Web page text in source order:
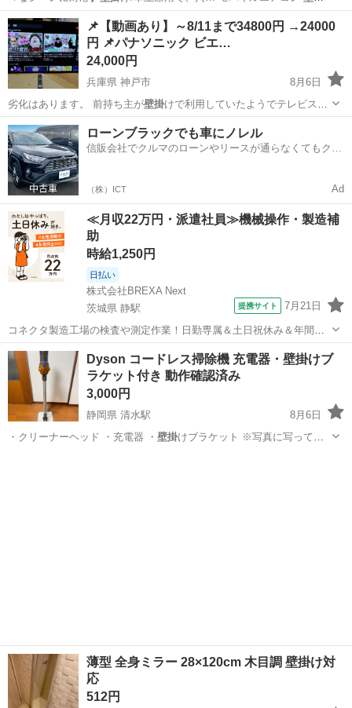
け式ミニエアコン … バイルエアコン⭐️壁掛け式 家庭用 ミニ…
大阪 堺市 新金岡駅 季節、空調家電
📌【動画あり】～8/11まで34800円 →24000
円 📌パナソニック ビエ…
24,000円
兵庫県 神戸市
8月6日
劣化はあります。 前持ち主が壁掛けで利用していたようでテレビスタ
ンドが…
兵庫 神戸市 テレビ 動画
ローンブラックでも車にノレル
信販会社でクルマのローンやリースが通らなくてもクル
（株）ICT Ad
≪月収22万円・派遣社員≫機械操作・製造補
助
時給1,250円
日払い
株式会社BREXA Next
茨城県 静駅
提携サイト 7月21日
コネクタ製造工場の検査や測定作業！日勤専属＆土日祝休み＆年間休
日128日★クリーンルーム内作業★マイカー通勤OK＆無料駐車場あり
★就業先食堂利用可！日払い制度あり！《茨城県常陸大宮市》 人気の
工場のお仕事 ◇コネクタ製造工...
茨城 常陸大宮市 その他
Dyson コードレス掃除機 充電器・壁掛けブ
ラケット付き 動作確認済み
3,000円
静岡県 清水駅
8月6日
・クリーナーヘッド ・充電器 ・ 壁掛けブラケット ※写真に写ってい
薄型 全身ミラー 28×120cm 木目調 壁掛け対
応
512円